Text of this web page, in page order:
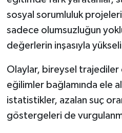
sosyal sorumluluk projeleri
sadece olumsuzluğun
değerlerin inşasıyla
Olaylar, bireysel trajediler
eğilimler bağlamında ele
istatistikler, azalan suç
göstergeleri de